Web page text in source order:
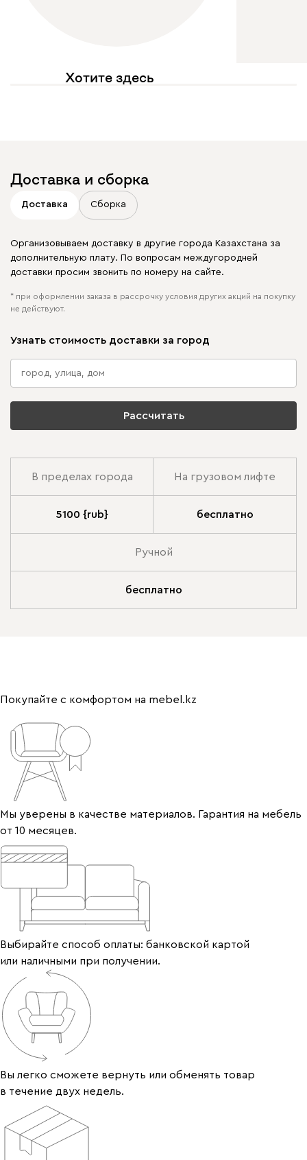
Хотите здесь
Доставка и сборка
Доставка Сборка
Организовываем доставку в другие города Казахстана за
дополнительную плату. По вопросам междугородней
доставки просим звонить по номеру на сайте.
* при оформлении заказа в рассрочку условия других акций на покупку
не действуют.
Узнать стоимость доставки за город
Рассчитать
В пределах города На грузовом лифте
5100 {rub} бесплатно
Ручной
бесплатно
Покупайте с комфортом на mebel.kz
Мы уверены в качестве материалов. Гарантия на мебель
от 10 месяцев.
Выбирайте способ оплаты: банковской картой
или наличными при получении.
Вы легко сможете вернуть или обменять товар
в течение двух недель.